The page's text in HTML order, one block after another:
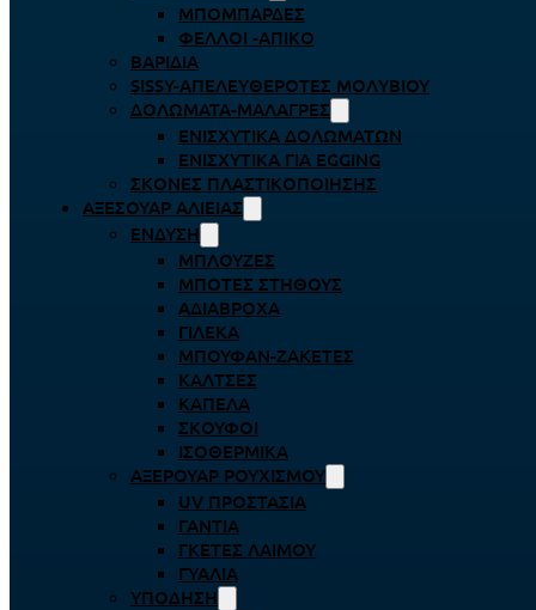
ΜΠΟΜΠΆΡΔΕΣ
ΦΕΛΛΟΊ -ΑΠΊΚΟ
ΒΑΡΊΔΙΑ
SISSY-ΑΠΕΛΕΥΘΕΡΟΤΈΣ ΜΟΛΥΒΙΟΎ
ΔΟΛΏΜΑΤΑ-ΜΑΛΆΓΡΕΣ
ΕΝΙΣΧΥΤΙΚΆ ΔΟΛΩΜΆΤΩΝ
ΕΝΙΣΧΥΤΙΚΆ ΓΙΑ EGGING
ΣΚΌΝΕΣ ΠΛΑΣΤΙΚΟΠΟΊΗΣΗΣ
ΑΞΕΣΟΥΆΡ ΑΛΙΕΊΑΣ
ΈΝΔΥΣΗ
ΜΠΛΟΎΖΕΣ
ΜΠΌΤΕΣ ΣΤΉΘΟΥΣ
ΑΔΙΆΒΡΟΧΑ
ΓΙΛΈΚΑ
ΜΠΟΥΦΆΝ-ΖΑΚΈΤΕΣ
ΚΆΛΤΣΕΣ
ΚΑΠΈΛΑ
ΣΚΟΎΦΟΙ
ΙΣΟΘΕΡΜΙΚΆ
ΑΞΕΡΟΥΆΡ ΡΟΥΧΙΣΜΟΎ
UV ΠΡΟΣΤΑΣΊΑ
ΓΆΝΤΙΑ
ΓΚΈΤΕΣ ΛΑΊΜΟΥ
ΓΥΑΛΙΆ
ΥΠΌΔΗΣΗ